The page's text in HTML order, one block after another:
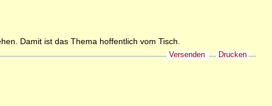
Damit ist das Thema hoffentlich vom Tisch.
Versenden Drucken